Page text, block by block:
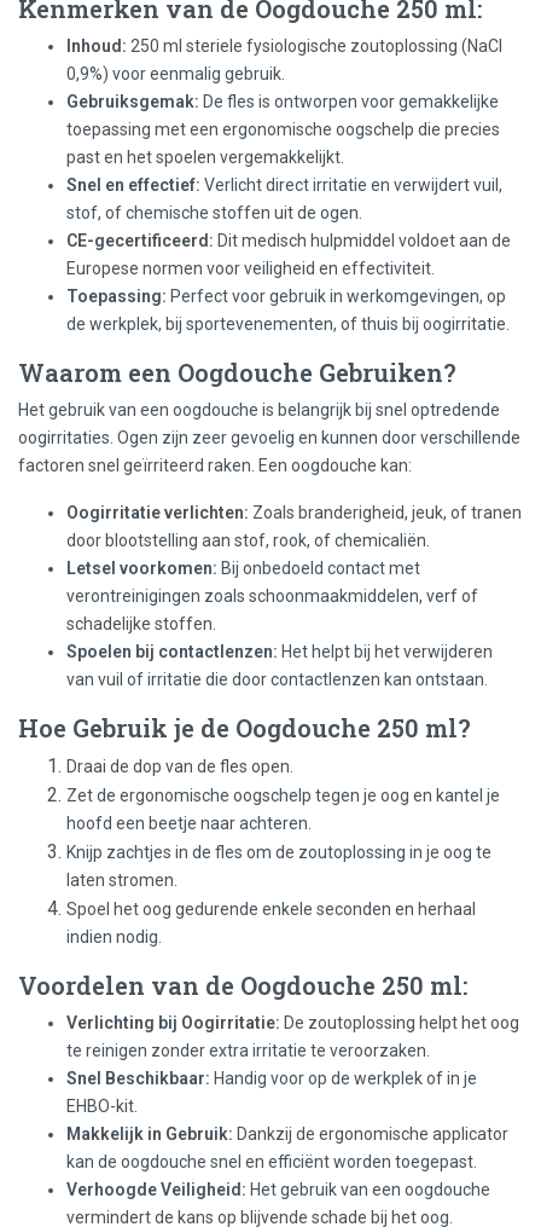
Kenmerken van de Oogdouche 250 ml:
Inhoud: 250 ml steriele fysiologische zoutoplossing (NaCl
0,9%) voor eenmalig gebruik.
Gebruiksgemak: De fles is ontworpen voor gemakkelijke
toepassing met een ergonomische oogschelp die precies
past en het spoelen vergemakkelijkt.
Snel en effectief: Verlicht direct irritatie en verwijdert vuil,
stof, of chemische stoffen uit de ogen.
CE-gecertificeerd: Dit medisch hulpmiddel voldoet aan de
Europese normen voor veiligheid en effectiviteit.
Toepassing: Perfect voor gebruik in werkomgevingen, op
de werkplek, bij sportevenementen, of thuis bij oogirritatie.
Waarom een Oogdouche Gebruiken?
Het gebruik van een oogdouche is belangrijk bij snel optredende
oogirritaties. Ogen zijn zeer gevoelig en kunnen door verschillende
factoren snel geïrriteerd raken. Een oogdouche kan:
Oogirritatie verlichten: Zoals branderigheid, jeuk, of tranen
door blootstelling aan stof, rook, of chemicaliën.
Letsel voorkomen: Bij onbedoeld contact met
verontreinigingen zoals schoonmaakmiddelen, verf of
schadelijke stoffen.
Spoelen bij contactlenzen: Het helpt bij het verwijderen
van vuil of irritatie die door contactlenzen kan ontstaan.
Hoe Gebruik je de Oogdouche 250 ml?
Draai de dop van de fles open.
Zet de ergonomische oogschelp tegen je oog en kantel je
hoofd een beetje naar achteren.
Knijp zachtjes in de fles om de zoutoplossing in je oog te
laten stromen.
Spoel het oog gedurende enkele seconden en herhaal
indien nodig.
Voordelen van de Oogdouche 250 ml:
Verlichting bij Oogirritatie: De zoutoplossing helpt het oog
te reinigen zonder extra irritatie te veroorzaken.
Snel Beschikbaar: Handig voor op de werkplek of in je
EHBO-kit.
Makkelijk in Gebruik: Dankzij de ergonomische applicator
kan de oogdouche snel en efficiënt worden toegepast.
Verhoogde Veiligheid: Het gebruik van een oogdouche
vermindert de kans op blijvende schade bij het oog.